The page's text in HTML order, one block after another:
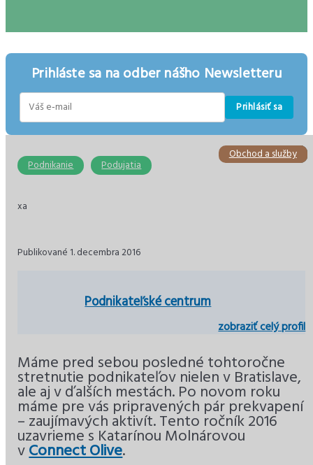
Prihláste sa na odber nášho Newsletteru
Prihlásiť sa
Podnikanie Podujatia
xa
Publikované 1. decembra 2016
Podnikateľské centrum
zobraziť celý profil
Máme pred sebou posledné tohtoročne
stretnutie podnikateľov nielen v Bratislave,
ale aj v ďalších mestách. Po novom roku
máme pre vás pripravených pár prekvapení
– zaujímavých aktivít. Tento ročník 2016
uzavrieme s Katarínou Molnárovou
vConnect Olive.
Ekonomika
Ekonomika
Dane
Podnikanie
Stavebníctvo
Obchod a služby